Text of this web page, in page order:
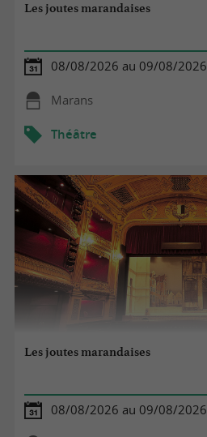
Les joutes marandaises
08/08/2026 au 09/08/2026
Marans
Théâtre
Les joutes marandaises
08/08/2026 au 09/08/2026